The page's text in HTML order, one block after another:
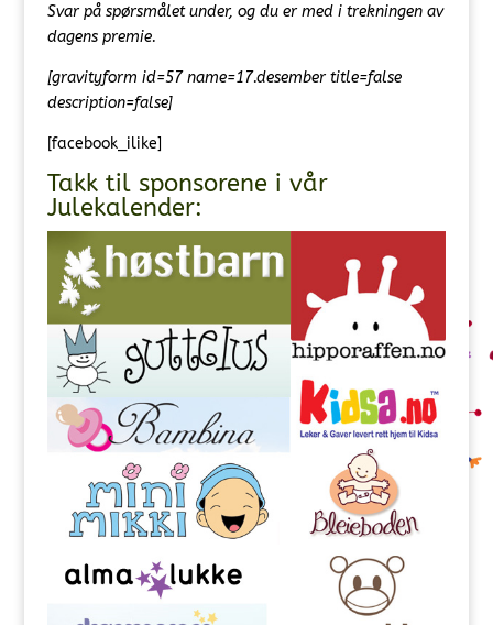
Svar på spørsmålet under, og du er med i trekningen av
dagens premie.
[gravityform id=57 name=17.desember title=false
description=false]
[facebook_ilike]
Takk til sponsorene i vår
Julekalender: